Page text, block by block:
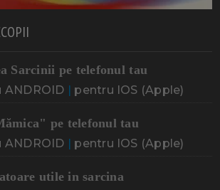
Sarcinii pe telefonul tau
ANDROID | pentru IOS (Apple)
pe telefonul tau
ANDROID | pentru IOS (Apple)
utile in sarcina